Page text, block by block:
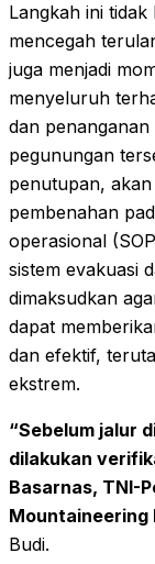
Langkah ini
mencegah
juga menjadi
menyeluruh
dan
pegunungan
penutupan,
pembenahan
operasional
sistem evakuasi
dimaksudkan
dapat
dan efektif,
ekstrem.
“Sebelum jalur
dilakukan
Basarnas, TNI-
Mountaineering
Budi.